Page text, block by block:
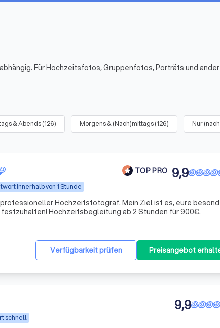
Für Hochzeitsfotos, Gruppenfotos, Porträts und
& Abends(126) Morgens & (Nach)mittags(126) Nur
TOP PRO
innerhalb von 1 Stunde
9,9
professioneller Hochzeitsfotograf. Mein Ziel ist es, eure
Hochzeitsbegleitung ab 2 Stunden für 900€.
Verfügbarkeit prüfen Preisangebot
schnell
9,9